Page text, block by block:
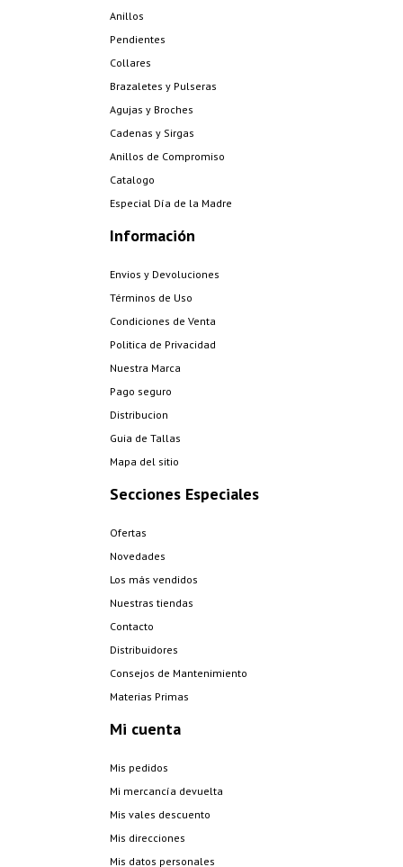
Anillos
Pendientes
Collares
Brazaletes y Pulseras
Agujas y Broches
Cadenas y Sirgas
Anillos de Compromiso
Catalogo
Especial Día de la Madre
Información
Envios y Devoluciones
Términos de Uso
Condiciones de Venta
Politica de Privacidad
Nuestra Marca
Pago seguro
Distribucion
Guia de Tallas
Mapa del sitio
Secciones Especiales
Ofertas
Novedades
Los más vendidos
Nuestras tiendas
Contacto
Distribuidores
Consejos de Mantenimiento
Materias Primas
Mi cuenta
Mis pedidos
Mi mercancía devuelta
Mis vales descuento
Mis direcciones
Mis datos personales